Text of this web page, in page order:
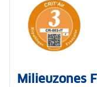
Milieuzones